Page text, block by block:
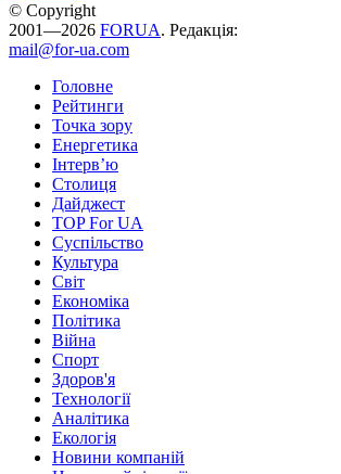
© Copyright
2001—2026 FORUA. Редакція:
mail@for-ua.com
Головне
Рейтинги
Точка зору
Енергетика
Інтерв’ю
Столиця
Дайджест
TOP For UA
Суспiльство
Культура
Світ
Економіка
Політика
Війна
Спорт
Здоров'я
Технології
Аналітика
Екологія
Новини компаній